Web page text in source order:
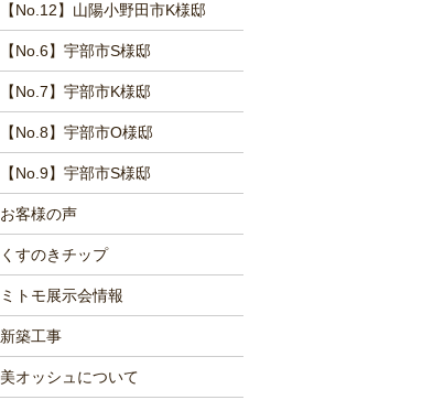
【No.12】山陽小野田市K様邸
【No.6】宇部市S様邸
【No.7】宇部市K様邸
【No.8】宇部市O様邸
【No.9】宇部市S様邸
お客様の声
くすのきチップ
ミトモ展示会情報
新築工事
美オッシュについて